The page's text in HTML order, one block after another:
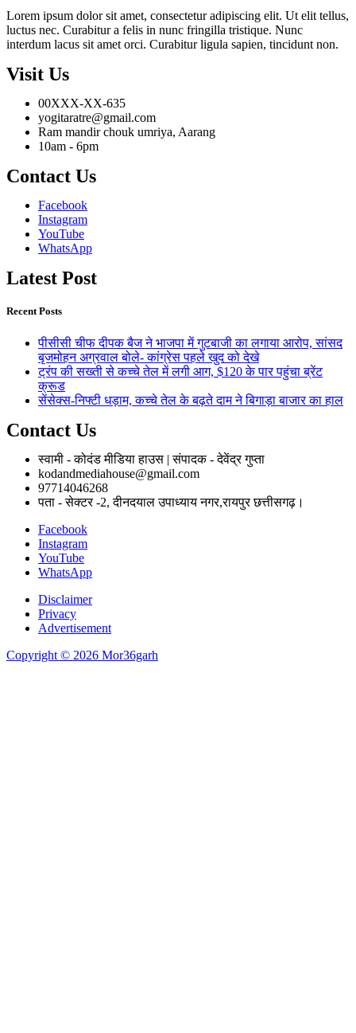
Lorem ipsum dolor sit amet, consectetur adipiscing elit. Ut elit tellus,
luctus nec. Curabitur a felis in nunc fringilla tristique. Nunc
interdum lacus sit amet orci. Curabitur ligula sapien, tincidunt non.
Visit Us
00XXX-XX-635
yogitaratre@gmail.com
Ram mandir chouk umriya, Aarang
10am - 6pm
Contact Us
Facebook
Instagram
YouTube
WhatsApp
Latest Post
Recent Posts
पीसीसी चीफ दीपक बैज ने भाजपा में गुटबाजी का लगाया आरोप, सांसद
बृजमोहन अग्रवाल बोले- कांग्रेस पहले खुद को देखे
ट्रंप की सख्ती से कच्चे तेल में लगी आग, $120 के पार पहुंचा ब्रेंट
क्रूड
सेंसेक्स-निफ्टी धड़ाम, कच्चे तेल के बढ़ते दाम ने बिगाड़ा बाजार का हाल
Contact Us
स्वामी - कोदंड मीडिया हाउस | संपादक - देवेंद्र गुप्ता
kodandmediahouse@gmail.com
97714046268
पता - सेक्टर -2, दीनदयाल उपाध्याय नगर,रायपुर छत्तीसगढ़।
Facebook
Instagram
YouTube
WhatsApp
Disclaimer
Privacy
Advertisement
Copyright © 2026 Mor36garh